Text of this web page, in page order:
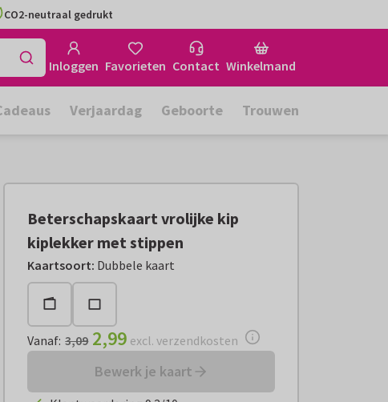
CO2-neutraal gedrukt
Inloggen Favorieten Contact Winkelmand
Verjaardag Geboorte Trouwen
Beterschapskaart vrolijke kip
kiplekker met stippen
Kaartsoort: Dubbele kaart
Vanaf:€ 2,99 excl. verzendkosten
Vanaf: 3,09 2,99 excl. verzendkosten
Bewerk je kaart